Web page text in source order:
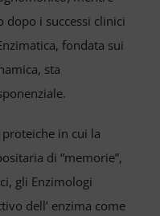
dopo i successi clinici
fondata sui
sta
in cui la
di “memorie”,
gli Enzimologi
dell’ enzima come